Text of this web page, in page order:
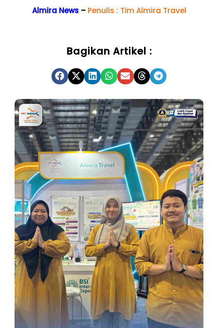
Almira News – Penulis : Tim Almira Travel
Bagikan Artikel :